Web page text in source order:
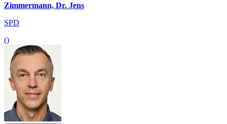
Zimmermann, Dr. Jens
SPD
()